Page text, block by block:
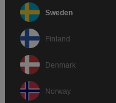
Sweden
Finland
Denmark
Norway